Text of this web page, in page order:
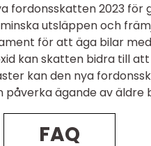
fordonsskatten 2023 för
utsläppen och
för att äga bilar
kan skatten bidra till
kan den nya
ägande av äldre
FAQ